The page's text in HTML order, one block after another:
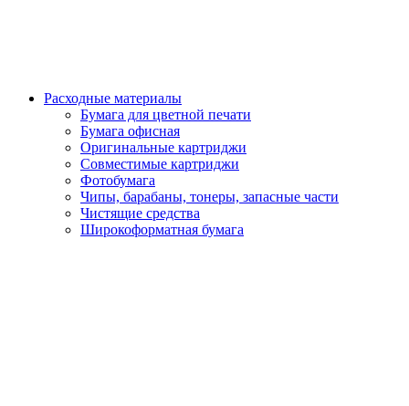
Расходные материалы
Бумага для цветной печати
Бумага офисная
Оригинальные картриджи
Совместимые картриджи
Фотобумага
Чипы, барабаны, тонеры, запасные части
Чистящие средства
Широкоформатная бумага